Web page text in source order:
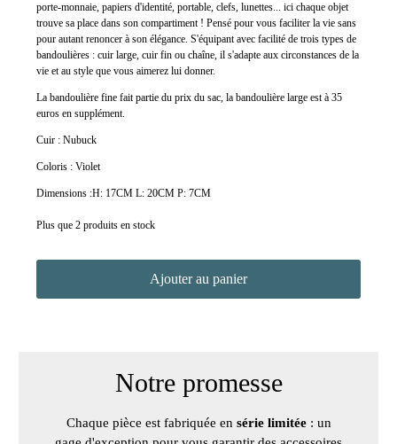
porte-monnaie, papiers d'identité, portable, clefs, lunettes... ici chaque objet
trouve sa place dans son compartiment ! Pensé pour vous faciliter la vie sans
pour autant renoncer à son élégance. S'équipant avec facilité de trois types de
bandoulières : cuir large, cuir fin ou chaîne, il s'adapte aux circonstances de la
vie et au style que vous aimerez lui donner.
La bandoulière fine fait partie du prix du sac, la bandoulière large est à 35
euros en supplément.
Cuir : Nubuck
Coloris : Violet
Dimensions :H: 17CM L: 20CM P: 7CM
Plus que 2 produits en stock
Ajouter au panier
Notre promesse
Chaque pièce est fabriquée en série limitée: un